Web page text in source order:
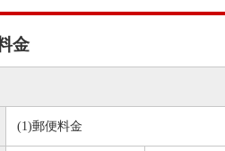
金
(1)郵便料金